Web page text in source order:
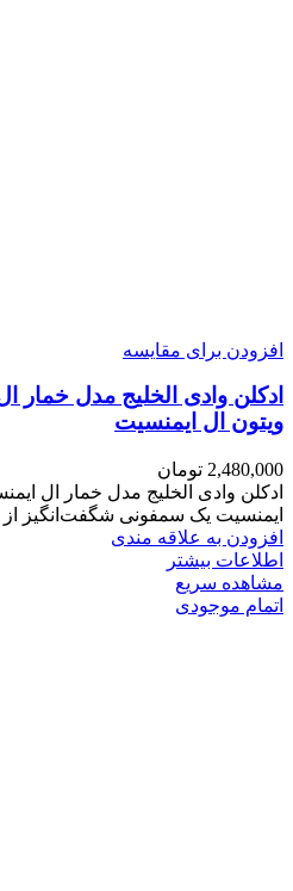
افزودن برای مقایسه
ادکلن وادی الخلیج مدل خمار
ویتون ال ایمنسیت
2,480,000 تومان
ادکلن وادی الخلیج مدل خمار ال
ایمنسیت یک سمفونی شگفت‌انگیز از
افزودن به علاقه مندی
اطلاعات بیشتر
مشاهده سریع
اتمام موجودی